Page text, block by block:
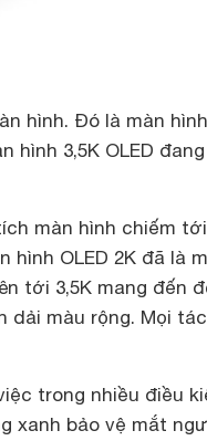
hình. Đó là màn
hình 3,5K OLED đang
màn hình chiếm
hình OLED 2K đã là
tới 3,5K mang đến
dải màu rộng. Mọi
trong nhiều điều
xanh bảo vệ mắt